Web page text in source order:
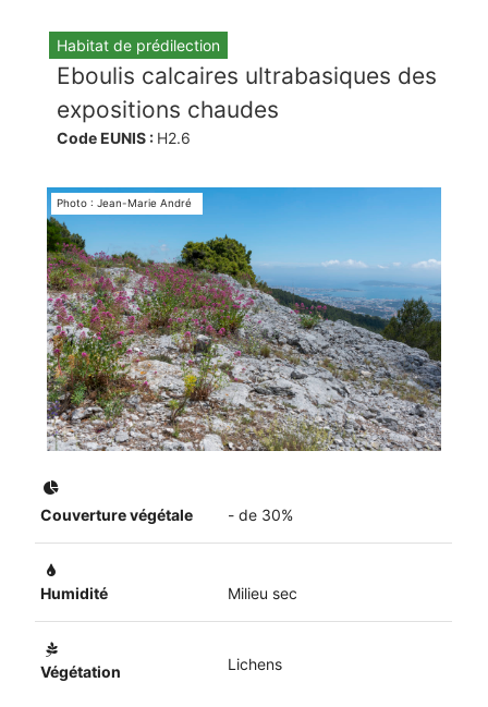
Habitat de prédilection
Eboulis calcaires ultrabasiques des
expositions chaudes
Code EUNIS : H2.6
Photo : Jean-Marie André
Couverture végétale - de 30%
Humidité Milieu sec
Végétation Lichens